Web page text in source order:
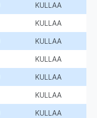
KULLAA
KULLAA
KULLAA
KULLAA
KULLAA
KULLAA
KULLAA